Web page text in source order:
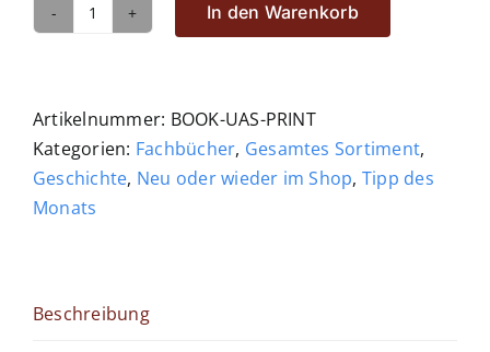
Unterwegs
Seidenstraße:
Essays
zur
Geschichte
In den Warenkorb
Artikelnummer: BOOK-UAS-PRINT
Kategorien: Fachbücher, Gesamtes Sortiment,
Geschichte, Neu oder wieder im Shop, Tipp des
Monats
Beschreibung